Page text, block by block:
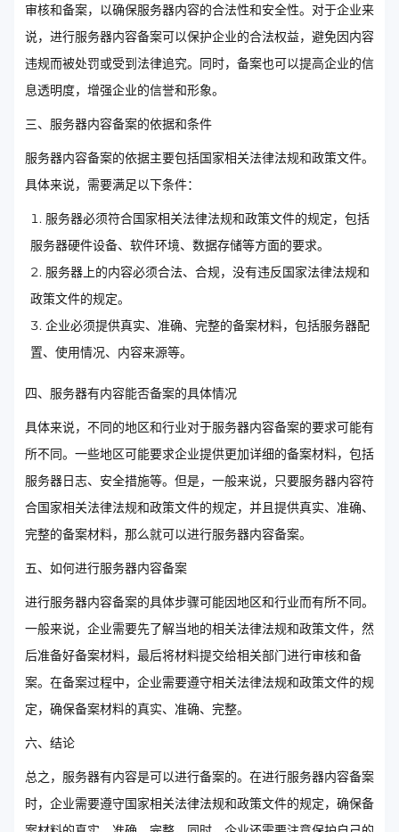
审核和备案，以确保服务器内容的合法性和安全性。对于企业来
说，进行服务器内容备案可以保护企业的合法权益，避免因内容
违规而被处罚或受到法律追究。同时，备案也可以提高企业的信
息透明度，增强企业的信誉和形象。
三、服务器内容备案的依据和条件
服务器内容备案的依据主要包括国家相关法律法规和政策文件。
具体来说，需要满足以下条件：
服务器必须符合国家相关法律法规和政策文件的规定，包括
服务器硬件设备、软件环境、数据存储等方面的要求。
服务器上的内容必须合法、合规，没有违反国家法律法规和
政策文件的规定。
企业必须提供真实、准确、完整的备案材料，包括服务器配
置、使用情况、内容来源等。
四、服务器有内容能否备案的具体情况
具体来说，不同的地区和行业对于服务器内容备案的要求可能有
所不同。一些地区可能要求企业提供更加详细的备案材料，包括
服务器日志、安全措施等。但是，一般来说，只要服务器内容符
合国家相关法律法规和政策文件的规定，并且提供真实、准确、
完整的备案材料，那么就可以进行服务器内容备案。
五、如何进行服务器内容备案
进行服务器内容备案的具体步骤可能因地区和行业而有所不同。
一般来说，企业需要先了解当地的相关法律法规和政策文件，然
后准备好备案材料，最后将材料提交给相关部门进行审核和备
案。在备案过程中，企业需要遵守相关法律法规和政策文件的规
定，确保备案材料的真实、准确、完整。
六、结论
总之，服务器有内容是可以进行备案的。在进行服务器内容备案
时，企业需要遵守国家相关法律法规和政策文件的规定，确保备